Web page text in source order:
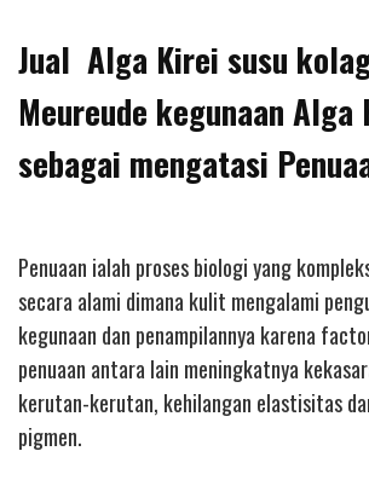
Jual Alga Kirei susu
Meureude kegunaan
sebagai mengatasi
Penuaan ialah proses biologi yang
secara alami dimana kulit mengalami
kegunaan dan penampilannya karena
penuaan antara lain meningkatnya
kerutan-kerutan, kehilangan elastisitas
pigmen.